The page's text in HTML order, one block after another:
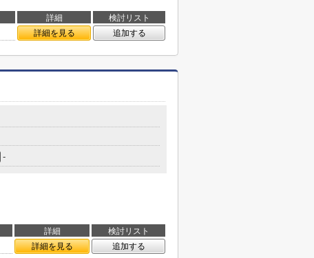
詳細
検討リスト
詳細を見る 追加する
-
詳細
検討リスト
詳細を見る 追加する